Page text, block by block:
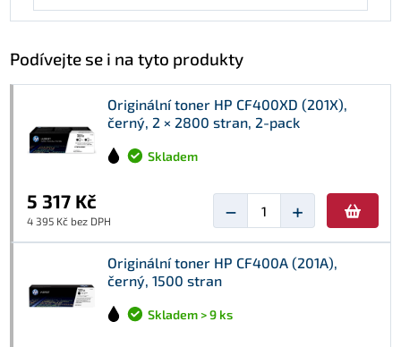
Podívejte se i na tyto produkty
Originální toner HP CF400XD (201X),
černý, 2 × 2800 stran, 2-pack
Skladem
5 317 Kč
4 395 Kč bez DPH − +
Originální toner HP CF400A (201A),
černý, 1500 stran
Skladem > 9 ks